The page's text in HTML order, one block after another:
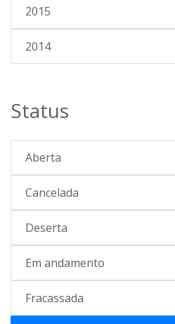
2015
2014
Status
Aberta
Cancelada
Deserta
Em andamento
Fracassada